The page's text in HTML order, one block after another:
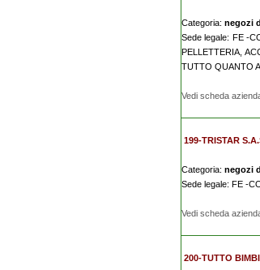
Categoria: negozi
Sede legale: FE -
PELLETTERIA,
TUTTO QUANTO
Vedi scheda
199-TRISTAR
Categoria: negozi
Sede legale: FE -
Vedi scheda
200-TUTTO